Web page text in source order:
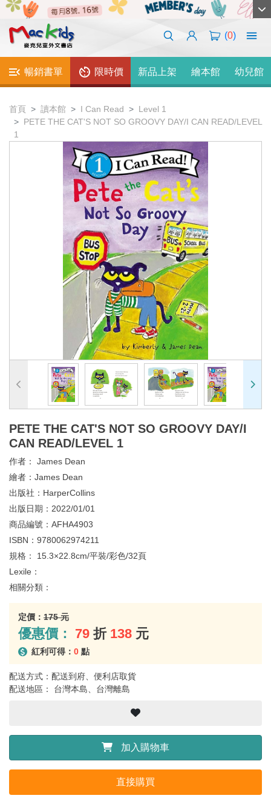
(0)
暢銷書單 限時價 新品上架 繪本館 幼兒館
首頁 讀本館 I Can Read
Level 1
PETE THE CAT'S NOT SO GROOVY DAY/I CAN READ/LEVEL
1
PETE THE CAT'S NOT SO GROOVY DAY/I
CAN READ/LEVEL 1
作者： James Dean
繪者： James Dean
出版社： HarperCollins
出版日期： 2022/01/01
商品編號： AFHA4903
ISBN： 9780062974211
規格： 15.3×22.8cm/平裝/彩色/32頁
Lexile：
相關分類：
定價： 175 元
優惠價： 79 折 138 元
紅利可得： 0 點
配送方式：配送到府、便利店取貨
配送地區： 台灣本島、台灣離島
加入購物車
直接購買